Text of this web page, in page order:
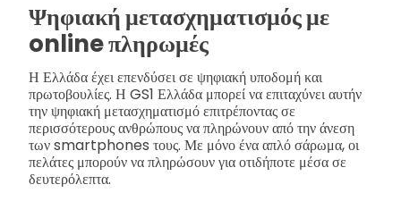
Ψηφιακή μετασχηματισμός με
online πληρωμές
Η Ελλάδα έχει επενδύσει σε ψηφιακή υποδομή και
πρωτοβουλίες. Η GS1 Ελλάδα μπορεί να επιταχύνει αυτήν
την ψηφιακή μετασχηματισμό επιτρέποντας σε
περισσότερους ανθρώπους να πληρώνουν από την άνεση
των smartphones τους. Με μόνο ένα απλό σάρωμα, οι
πελάτες μπορούν να πληρώσουν για οτιδήποτε μέσα σε
δευτερόλεπτα.